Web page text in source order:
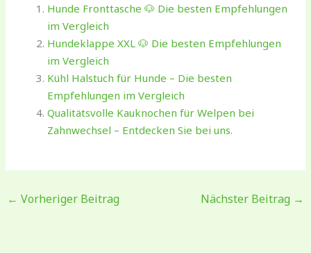
Hunde Fronttasche 🐶 Die besten Empfehlungen
im Vergleich
Hundeklappe XXL 🐶 Die besten Empfehlungen
im Vergleich
Kühl Halstuch für Hunde – Die besten
Empfehlungen im Vergleich
Qualitätsvolle Kauknochen für Welpen bei
Zahnwechsel – Entdecken Sie bei uns.
← Vorheriger Beitrag Nächster Beitrag →